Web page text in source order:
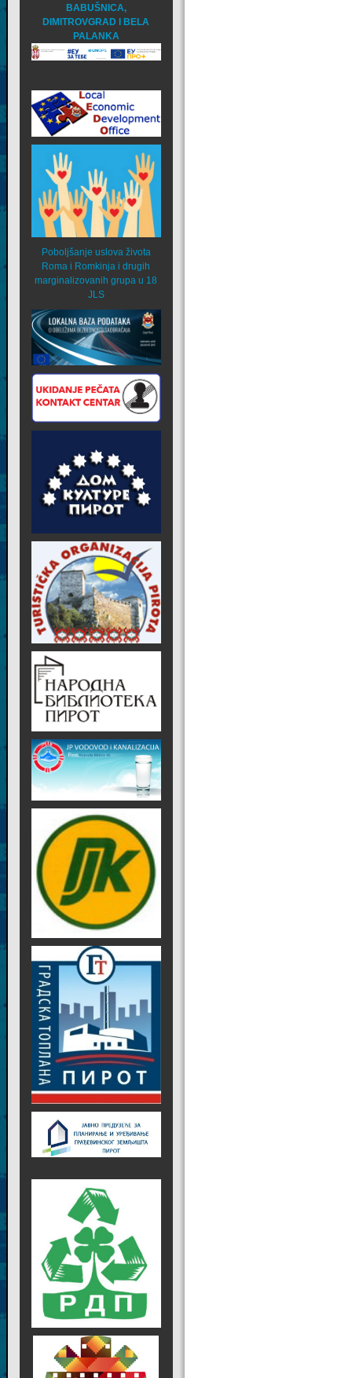
BABUŠNICA,
DIMITROVGRAD I BELA
PALANKA
Poboljšanje uslova života
Roma i Romkinja i drugih
marginalizovanih grupa u 18
JLS